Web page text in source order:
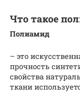
Что такое
Полиамид
– это
прочность
свойства
ткани